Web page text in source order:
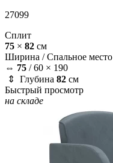
27099
Сплит
75 × 82 см
Ширина /Спальное место
⇔ 75 /60 × 190
⇕ Глубина 82 см
Быстрый просмотр
на складе